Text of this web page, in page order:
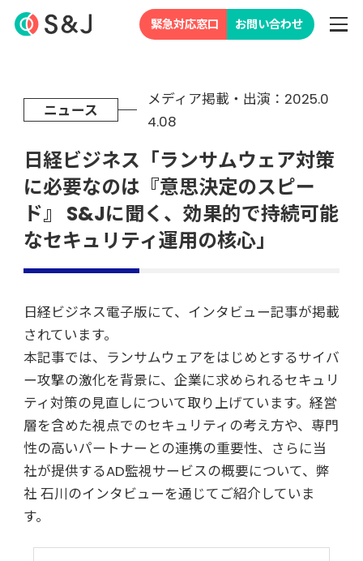
緊急対応窓口 お問い合わせ
ニュース
メディア掲載・出演：2025.0
4.08
日経ビジネス「ランサムウェア対策
に必要なのは『意思決定のスピー
ド』 S&Jに聞く、効果的で持続可能
なセキュリティ運用の核心」
日経ビジネス電子版にて、インタビュー記事が掲載
されています。
本記事では、ランサムウェアをはじめとするサイバ
ー攻撃の激化を背景に、企業に求められるセキュリ
ティ対策の見直しについて取り上げています。経営
層を含めた視点でのセキュリティの考え方や、専門
性の高いパートナーとの連携の重要性、さらに当
社が提供するAD監視サービスの概要について、弊
社 石川のインタビューを通じてご紹介していま
す。